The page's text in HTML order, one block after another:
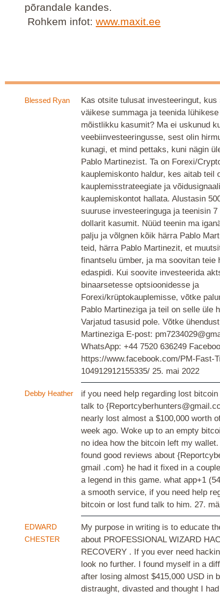
põrandale kandes.
Rohkem infot: www.maxit.ee
Blessed Ryan
Kas otsite tulusat investeeringut, kus
väikese summaga ja teenida
mõistlikku kasumit? Ma ei uskunud
veebiinvesteeringusse, sest olin
kunagi, et mind pettaks, kuni nägin
Pablo Martinezist. Ta on Forexi/
kauplemiskonto haldur, kes aitab teil
kauplemisstrateegiate ja
kauplemiskontot hallata. Alustasin
suuruse investeeringuga ja teenisin 7
dollarit kasumit. Nüüd teenin ma
palju ja võlgnen kõik härra Pablo
teid, härra Pablo Martinezit, et
finantselu ümber, ja ma soovitan teie
edaspidi. Kui soovite investeerida
binaarsetesse optsioonidesse ja
Forexi/krüptokauplemisse, võtke
Pablo Martineziga ja teil on selle üle
Varjatud tasusid pole. Võtke
Martineziga E-post:
WhatsApp: +44 7520 636249
https://www.facebook.com/PM-Fast-
104912912155335/ 25. mai 2022
Debby Heather
if you need help regarding lost
talk to
nearly lost almost a $100,000 worth
week ago. Woke up to an empty
no idea how the bitcoin left my
found good reviews about
gmail .com} he had it fixed in a
a legend in this game. what app+1
a smooth service, if you need help
bitcoin or lost fund talk to him. 27.
EDWARD
CHESTER
My purpose in writing is to educate
about PROFESSIONAL WIZARD
RECOVERY . If you ever need
look no further. I found myself in a
after losing almost $415,000 USD in
distraught, divasted and thought I